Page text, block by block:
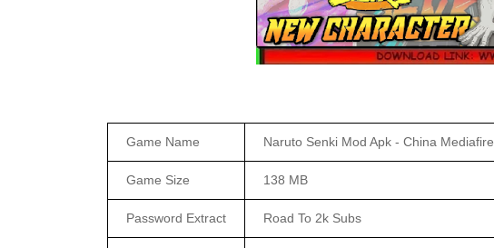
Game Name Naruto Senki Mod Apk - China Mediafire
Game Size 138 MB
Password Extract Road To 2k Subs